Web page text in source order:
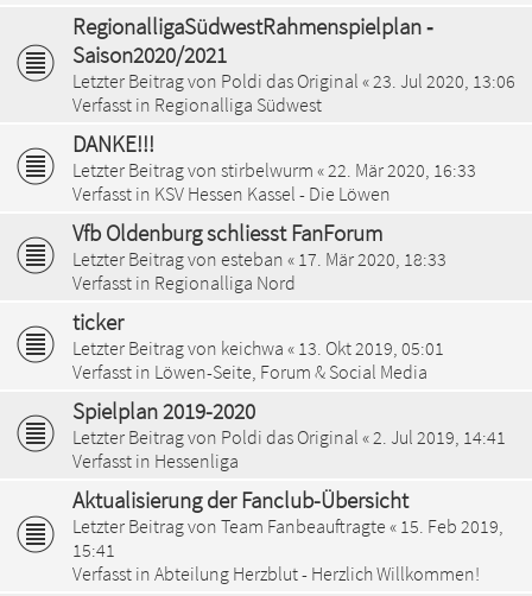
RegionalligaSüdwestRahmenspielplan ‐
Saison2020/2021
Letzter Beitrag von Poldi das Original « 23. Jul 2020, 13:06
Verfasst in Regionalliga Südwest
DANKE!!!
Letzter Beitrag von stirbelwurm « 22. Mär 2020, 16:33
Verfasst in KSV Hessen Kassel - Die Löwen
Vfb Oldenburg schliesst FanForum
Letzter Beitrag von esteban « 17. Mär 2020, 18:33
Verfasst in Regionalliga Nord
ticker
Letzter Beitrag von keichwa « 13. Okt 2019, 05:01
Verfasst in Löwen-Seite, Forum & Social Media
Spielplan 2019-2020
Letzter Beitrag von Poldi das Original « 2. Jul 2019, 14:41
Verfasst in Hessenliga
Aktualisierung der Fanclub-Übersicht
Letzter Beitrag von Team Fanbeauftragte « 15. Feb 2019,
15:41
Verfasst in Abteilung Herzblut - Herzlich Willkommen!